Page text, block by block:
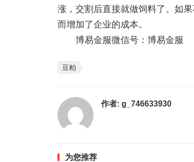
涨，交割后直接就做饲料了。如
而增加了企业的成本。
博易金服微信号：博易金服
豆粕
作者: g_746633930
为您推荐